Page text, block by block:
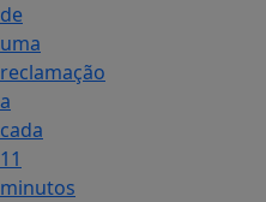
de
uma
reclamação
a
cada
11
minutos